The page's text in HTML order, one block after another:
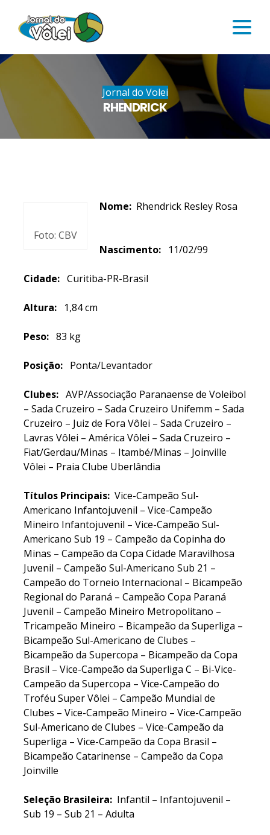
Jornal do Volei
RHENDRICK
Foto: CBV
Nome: Rhendrick Resley Rosa
Nascimento: 11/02/99
Cidade: Curitiba-PR-Brasil
Altura: 1,84 cm
Peso: 83 kg
Posição: Ponta/Levantador
Clubes: AVP/Associação Paranaense de Voleibol
– Sada Cruzeiro – Sada Cruzeiro Unifemm – Sada
Cruzeiro – Juiz de Fora Vôlei – Sada Cruzeiro –
Lavras Vôlei – América Vôlei – Sada Cruzeiro –
Fiat/Gerdau/Minas – Itambé/Minas – Joinville
Vôlei – Praia Clube Uberlândia
Títulos Principais: Vice-Campeão Sul-
Americano Infantojuvenil – Vice-Campeão
Mineiro Infantojuvenil – Vice-Campeão Sul-
Americano Sub 19 – Campeão da Copinha do
Minas – Campeão da Copa Cidade Maravilhosa
Juvenil – Campeão Sul-Americano Sub 21 –
Campeão do Torneio Internacional – Bicampeão
Regional do Paraná – Campeão Copa Paraná
Juvenil – Campeão Mineiro Metropolitano –
Tricampeão Mineiro – Bicampeão da Superliga –
Bicampeão Sul-Americano de Clubes –
Bicampeão da Supercopa – Bicampeão da Copa
Brasil – Vice-Campeão da Superliga C – Bi-Vice-
Campeão da Supercopa – Vice-Campeão do
Troféu Super Vôlei – Campeão Mundial de
Clubes – Vice-Campeão Mineiro – Vice-Campeão
Sul-Americano de Clubes – Vice-Campeão da
Superliga – Vice-Campeão da Copa Brasil –
Bicampeão Catarinense – Campeão da Copa
Joinville
Seleção Brasileira: Infantil – Infantojuvenil –
Sub 19 – Sub 21 – Adulta